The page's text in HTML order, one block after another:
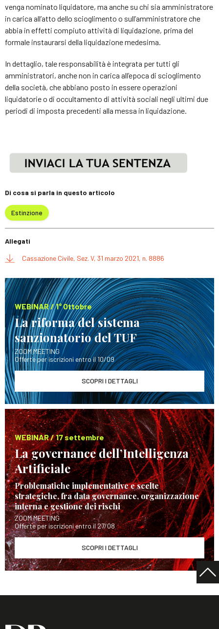
venga nominato liquidatore, ma anche su chi sia amministratore
in carica all’atto dello scioglimento o sull’amministratore che
abbia in effetti compiuto attività di liquidazione, prima del
formale instaurarsi della liquidazione medesima.
In dettaglio, tale responsabilità è integrata per tutti gli
amministratori, anche non in carica all’epoca di scioglimento
della società, che abbiano posto in essere operazioni
liquidatorie o di occultamento di attività sociali negli ultimi due
periodi di imposta precedenti alla messa in liquidazione.
Di cosa si parla in questo articolo
Estinzione
Allegati
Cassazione Civile, Sez. V, 31 marzo 2021, n. 8886
WEBINAR / 1° Ottobre
La riforma del sistema
sanzionatorio del TUF
ZOOM MEETING
Offerte per iscrizioni entro il 10/09
SCOPRI I DETTAGLI
WEBINAR / 17 settembre
La governance dell’Intelligenza
Artificiale
Problematiche implementative e scelte
strategiche, fra data governance, organizzazione
interna e gestione dei rischi
ZOOM MEETING
Offerte per iscrizioni entro il 27/08
SCOPRI I DETTAGLI